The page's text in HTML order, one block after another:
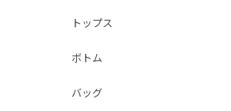
トップス
ボトム
バッグ